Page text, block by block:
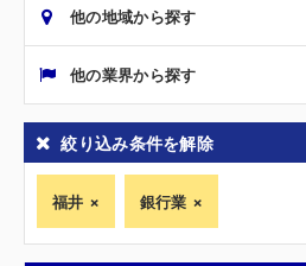
他の地域から探す
他の業界から探す
絞り込み条件を解除
福井 銀行業